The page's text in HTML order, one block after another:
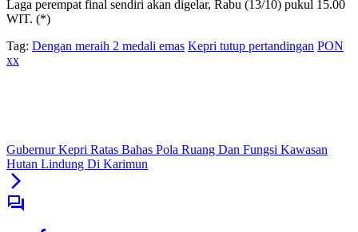
Laga perempat final sendiri akan digelar, Rabu (13/10) pukul 15.00
WIT. (*)
Tag: Dengan meraih 2 medali emas Kepri tutup pertandingan PON
xx
Gubernur Kepri Ratas Bahas Pola Ruang Dan Fungsi Kawasan
Hutan Lindung Di Karimun